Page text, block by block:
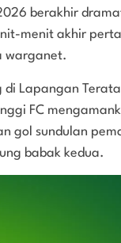
berakhir
menit akhir
warganet.
di Lapangan
FC
gol sundulan
babak kedua.